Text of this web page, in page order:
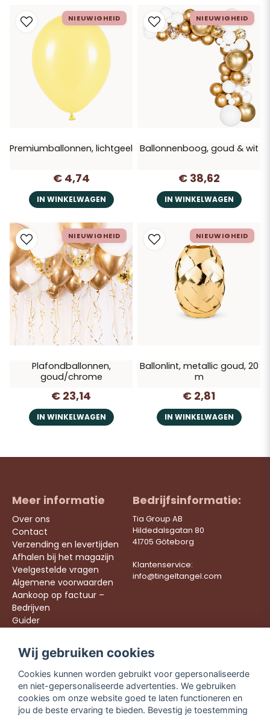
Premiumballonnen, lichtgeel
€ 4,74
IN WINKELWAGEN
NIEUWIGHEID
Ballonnenboog, goud & wit
€ 38,62
IN WINKELWAGEN
NIEUWIGHEID
Plafondballonnen,
goud/chrome
€ 23,14
IN WINKELWAGEN
NIEUWIGHEID
Ballonlint, metallic goud, 20
m
€ 2,81
IN WINKELWAGEN
NIEUWIGHEID
Meer informatie
Over ons
Contact
Verzending en levertijden
Afhalen bij het magazijn
Veelgestelde vragen
Algemene voorwaarden
Aankoop op factuur –
Bedrijven
Guider
Bedrijfsinformatie:
Tia Group AB
Hildedalsgatan 80
41705 Göteborg
Klantenservice:
info@tingeltangel.com
Följ oss:
Instagram
Facebook
TikTok
Snelle leveringen
Veilig winkelen
Gratis verzending
vanaf €49,90
Wij gebruiken cookies
Cookies kunnen worden gebruikt voor gepersonaliseerde
en niet-gepersonaliseerde advertenties. We gebruiken
cookies om onze website goed te laten functioneren en
jou de beste ervaring te bieden. Bevestig je toestemming